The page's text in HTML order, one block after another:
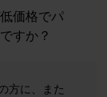
価格でパ
すか？
方に、また